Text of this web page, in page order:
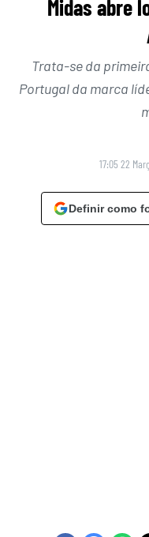
Midas abre
Trata-se da
Portugal da marca
17:05 22
Definir como